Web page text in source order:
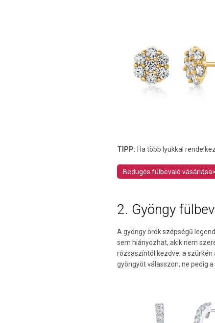
TIPP: Ha több lyukkal
Bedugós fülbevaló vásárlása>
2. Gyöngy
A gyöngy örök szépségű
sem hiányozhat, akik nem
rózsaszíntól kezdve, a
gyöngyöt válasszon, ne pedig